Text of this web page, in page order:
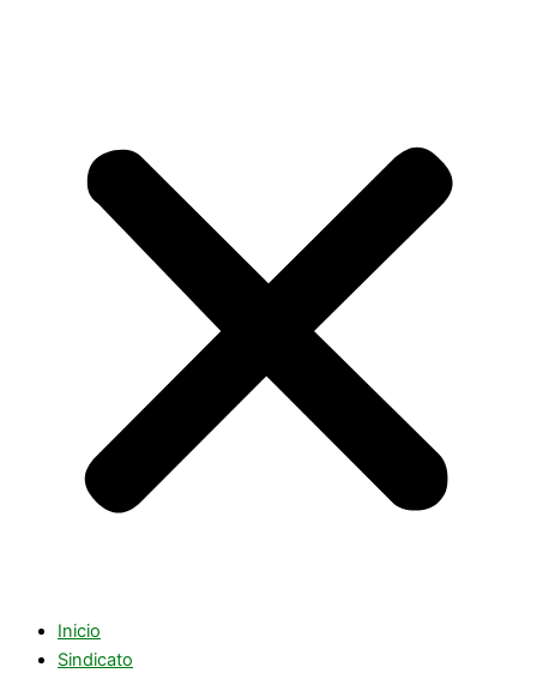
Inicio
Sindicato